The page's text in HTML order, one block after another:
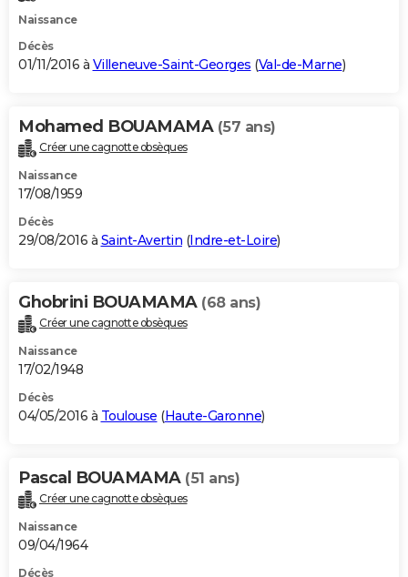
Naissance
Décès
01/11/2016 à Villeneuve-Saint-Georges (Val-de-Marne)
Mohamed BOUAMAMA (57 ans)
Créer une cagnotte obsèques
Naissance
17/08/1959
Décès
29/08/2016 à Saint-Avertin (Indre-et-Loire)
Ghobrini BOUAMAMA (68 ans)
Créer une cagnotte obsèques
Naissance
17/02/1948
Décès
04/05/2016 à Toulouse (Haute-Garonne)
Pascal BOUAMAMA (51 ans)
Créer une cagnotte obsèques
Naissance
09/04/1964
Décès